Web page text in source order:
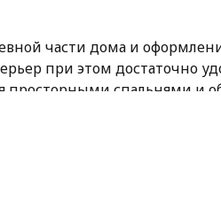
части дома и
при этом достаточно
просторными спальнями и
с выходом на террасу,
спальня для пожилых
в дневной зоне делает